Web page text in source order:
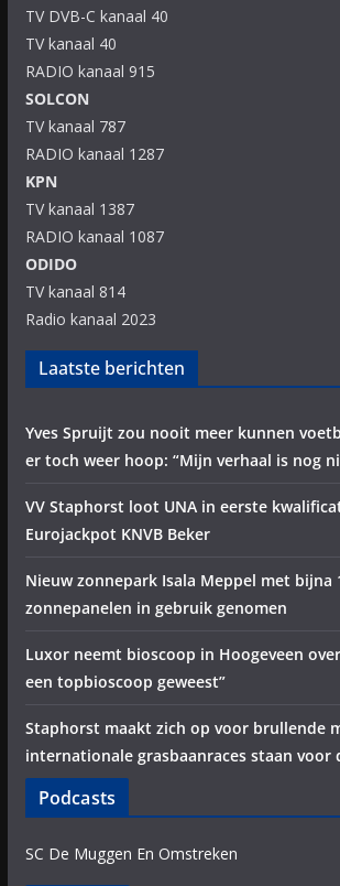
TV DVB-C kanaal 40
TV kanaal 40
RADIO kanaal 915
SOLCON
TV kanaal 787
RADIO kanaal 1287
KPN
TV kanaal 1387
RADIO kanaal 1087
ODIDO
TV kanaal 814
Radio kanaal 2023
Laatste berichten
Yves Spruijt zou nooit meer kunnen
er toch weer hoop: “Mijn verhaal is nog
VV Staphorst loot UNA in eerste
Eurojackpot KNVB Beker
Nieuw zonnepark Isala Meppel met bijna
zonnepanelen in gebruik genomen
Luxor neemt bioscoop in Hoogeveen
een topbioscoop geweest”
Staphorst maakt zich op voor brullende
internationale grasbaanraces staan voor
Podcasts
SC De Muggen En Omstreken